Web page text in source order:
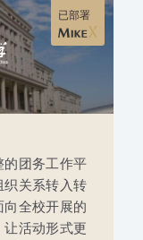
已部署
的团务工作平
织关系转入转
全校开展的
活动形式更